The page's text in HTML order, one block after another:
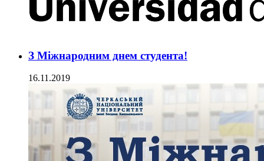
З Міжнародним днем студента!
16.11.2019